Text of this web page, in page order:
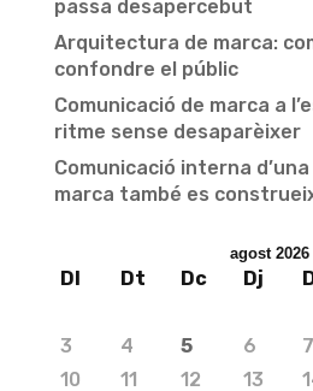
passa desapercebut
Arquitectura de marca:
confondre el públic
Comunicació de marca a
ritme sense desaparèixer
Comunicació interna
marca també es
agost 2026
Dl Dt Dc Dj
3
4 5 6 7
10
11 12 13